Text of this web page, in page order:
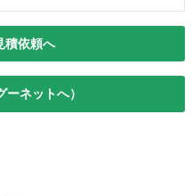
積依頼へ
ネットへ）